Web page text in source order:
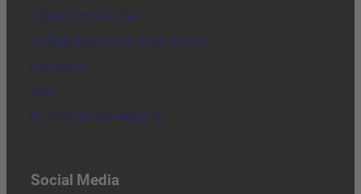
Cookie-Einstellungen
60 Tage kostenloser Rückversand
Impressum
AGB
Barrierefreiheitserklärung
Social Media